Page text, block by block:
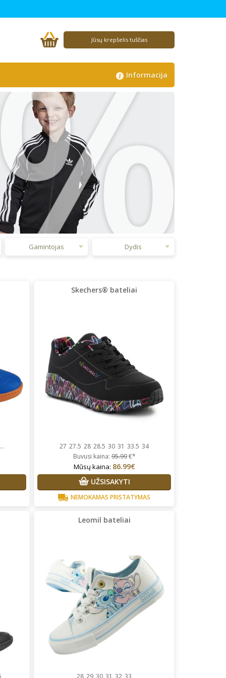
Jūsų krepšelis tuščias
Informacija
%
Gamintojas Dydis
...
Skechers® bateliai
27 27.5 28 28.5 30 31 33.5 34
Buvusi kaina:95.99€*
Mūsų kaina: 86.99€
UŽSISAKYTI
NEMOKAMAS PRISTATYMAS
Leomil bateliai
28 29 30 31 32 33